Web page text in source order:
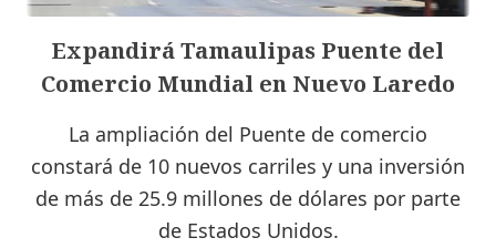
Expandirá Tamaulipas Puente del
Comercio Mundial en Nuevo Laredo
La ampliación del Puente de comercio
constará de 10 nuevos carriles y una inversión
de más de 25.9 millones de dólares por parte
de Estados Unidos.